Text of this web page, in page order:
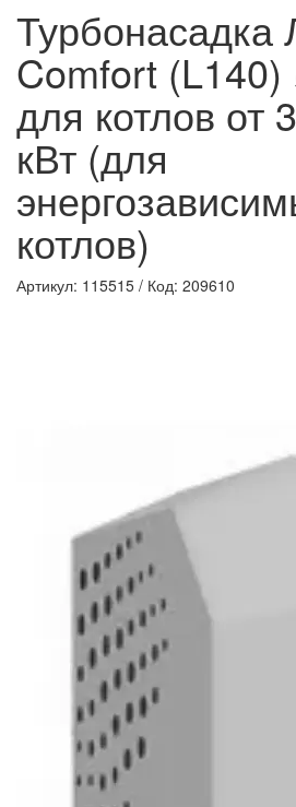
Турбонасадка
Comfort
для котлов от
кВт (для
котлов)
Артикул: 115515 / Код: 209610